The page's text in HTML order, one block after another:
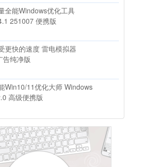
全能Windows优化工具
251007 便携版
更快的速度 雷电模拟器
告纯净版
Win10/11优化大师 Windows
高级便携版